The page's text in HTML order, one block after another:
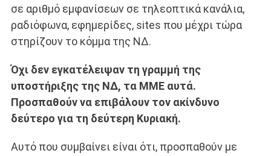
σε αριθμό εμφανίσεων σε τηλεοπτικά κανάλια,
ραδιόφωνα, εφημερίδες, sites που μέχρι τώρα
στηρίζουν το κόμμα της ΝΔ.
Όχι δεν εγκατέλειψαν τη γραμμή της
υποστήριξης της ΝΔ, τα ΜΜΕ αυτά.
Προσπαθούν να επιβάλουν τον ακίνδυνο
δεύτερο για τη δεύτερη Κυριακή.
Αυτό που συμβαίνει είναι ότι, προσπαθούν με